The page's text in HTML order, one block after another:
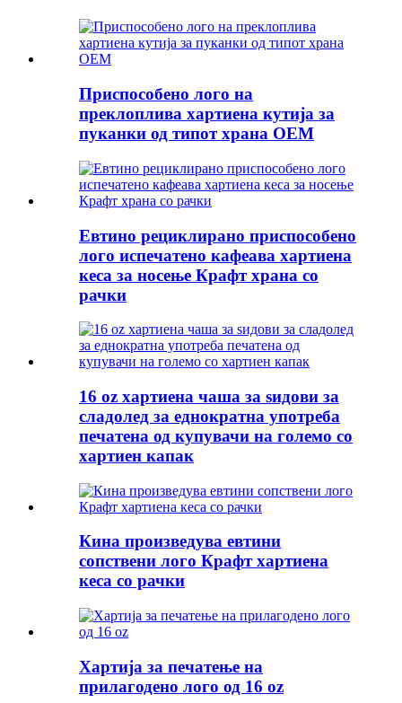
Приспособено лого на
преклоплива хартиена кутија за
пуканки од типот храна OEM
Евтино рециклирано приспособено
лого испечатено кафеава хартиена
кеса за носење Крафт храна со
рачки
16 oz хартиена чаша за ѕидови за
сладолед за еднократна употреба
печатена од купувачи на големо со
хартиен капак
Кина произведува евтини
сопствени лого Крафт хартиена
кеса со рачки
Хартија за печатење на
прилагодено лого од 16 oz